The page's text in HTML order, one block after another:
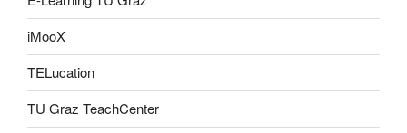
iMooX
TELucation
TU Graz TeachCenter